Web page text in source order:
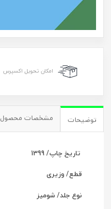
امکان تحویل اکسپرس
توضیحات مشخصات محصول
تاریخ چاپ/ 1399
قطع/ وزیری
نوع جلد/ شومیز